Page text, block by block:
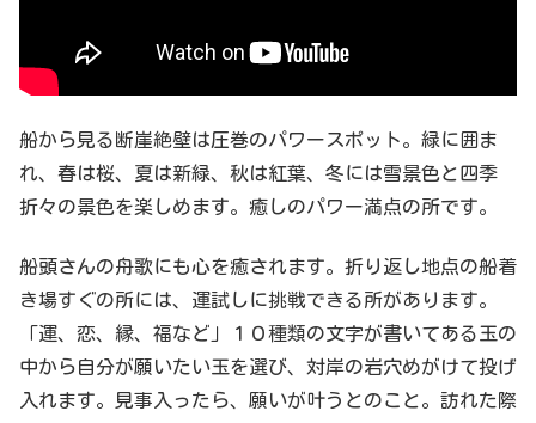
船から見る断崖絶壁は圧巻のパワースポット。緑に囲ま
れ、春は桜、夏は新緑、秋は紅葉、冬には雪景色と四季
折々の景色を楽しめます。癒しのパワー満点の所です。
船頭さんの舟歌にも心を癒されます。折り返し地点の船着
き場すぐの所には、運試しに挑戦できる所があります。
「運、恋、縁、福など」１０種類の文字が書いてある玉の
中から自分が願いたい玉を選び、対岸の岩穴めがけて投げ
入れます。見事入ったら、願いが叶うとのこと。訪れた際